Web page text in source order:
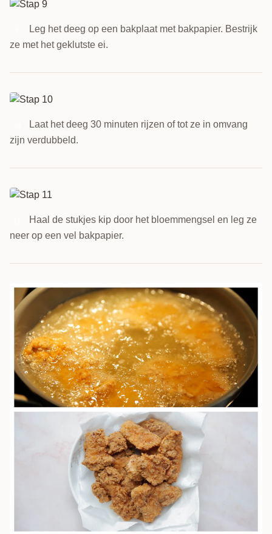
Leg het deeg op een bakplaat met bakpapier. Bestrijk
ze met het geklutste ei.
Laat het deeg 30 minuten rijzen of tot ze in omvang
zijn verdubbeld.
Haal de stukjes kip door het bloemmengsel en leg ze
neer op een vel bakpapier.